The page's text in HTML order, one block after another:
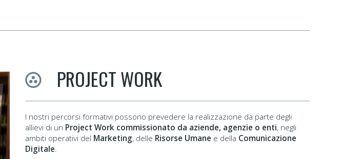
PROJECT WORK
I nostri percorsi formativi possono prevedere la realizzazione da parte degli
allievi di un Project Work commissionato da aziende, agenzie o enti, negli
ambiti operativi del Marketing, delle Risorse Umane e della Comunicazione
Digitale.